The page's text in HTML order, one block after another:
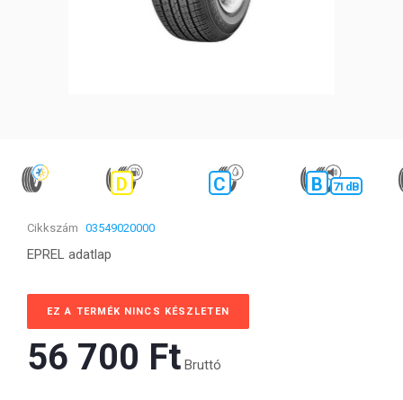
D C B 71 dB
Cikkszám 03549020000
EPREL adatlap
EZ A TERMÉK NINCS KÉSZLETEN
56 700 Ft‎ Bruttó